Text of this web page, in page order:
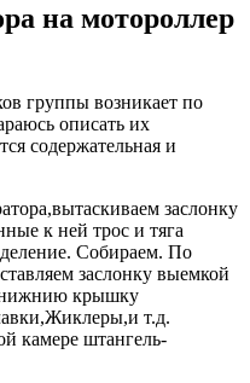
на мотороллер
группы возникает по
описать их
содержательная и
заслонку
к ней трос и тяга
Собираем. По
заслонку выемкой
нижнию крышку
т.д.
камере штангель-